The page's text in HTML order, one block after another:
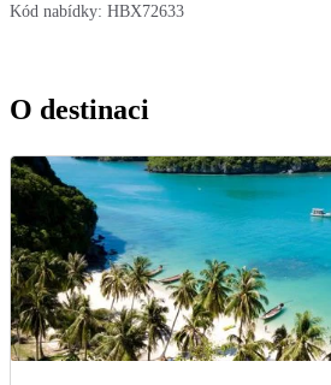
Kód nabídky: HBX72633
O destinaci